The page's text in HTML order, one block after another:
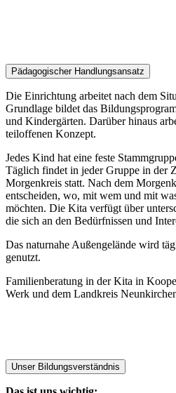
Pädagogischer Handlungsansatz
Die Einrichtung arbeitet nach dem
Grundlage bildet das
und Kindergärten. Darüber hinaus
teiloffenen Konzept.
Jedes Kind hat eine feste
Täglich findet in jeder Gruppe in der
Morgenkreis statt. Nach dem
entscheiden, wo, mit wem und mit
möchten. Die Kita verfügt über
die sich an den Bedürfnissen und
Das naturnahe Außengelände wird
genutzt.
Familienberatung in der Kita in
Werk und dem Landkreis
Unser Bildungsverständnis